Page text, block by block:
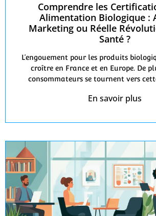
Comprendre les
Alimentation Biologique :
Marketing ou Réelle
Santé ?
L’engouement pour les produits
croître en France et en Europe. De
consommateurs se tournent vers
En savoir plus